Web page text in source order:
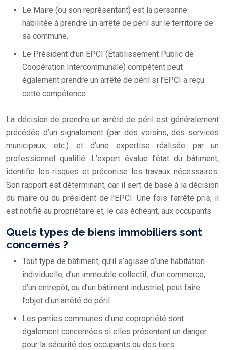
Le Maire (ou son représentant) est la personne
habilitée à prendre un arrêté de péril sur le territoire de
sa commune.
Le Président d’un EPCI (Établissement Public de
Coopération Intercommunale) compétent peut
également prendre un arrêté de péril si l’EPCI a reçu
cette compétence.
La décision de prendre un arrêté de péril est généralement
précédée d’un signalement (par des voisins, des services
municipaux, etc.) et d’une expertise réalisée par un
professionnel qualifié. L’expert évalue l’état du bâtiment,
identifie les risques et préconise les travaux nécessaires.
Son rapport est déterminant, car il sert de base à la décision
du maire ou du président de l’EPCI. Une fois l’arrêté pris, il
est notifié au propriétaire et, le cas échéant, aux occupants.
Quels types de biens immobiliers sont
concernés ?
Tout type de bâtiment, qu’il s’agisse d’une habitation
individuelle, d’un immeuble collectif, d’un commerce,
d’un entrepôt, ou d’un bâtiment industriel, peut faire
l’objet d’un arrêté de péril.
Les parties communes d’une copropriété sont
également concernées si elles présentent un danger
pour la sécurité des occupants ou des tiers.